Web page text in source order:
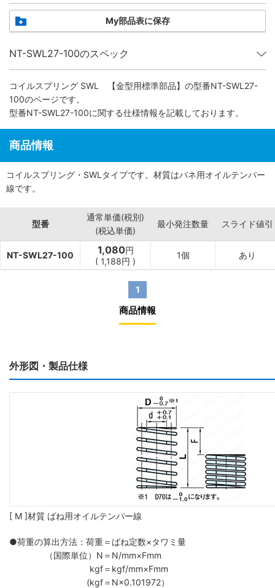
My部品表に保存
NT-SWL27-100のスペック
コイルスプリング SWL 【金型用標準部品】 の型番NT-SWL27-
100のページです。
型番NT-SWL27-100に関する仕様情報を記載しております。
商品情報
コイルスプリング・SWLタイプです。材質はバネ用オイルテンパー
線です。
型番
通常単価(税別)
(税込単価)
最小発注数量 スライド値引
NT-SWL27-100 1,080円
( 1,188円 )
1個 あり
1
商品情報
外形図・製品仕様
[ M ]材質 ばね用オイルテンパー線
●荷重の算出方法：荷重
（国際単位）N
kgf
(kgf
＝ばね定数×タワミ量
＝N/mm×Fmm
＝kgf/mm×Fmm
＝N×0.101972）